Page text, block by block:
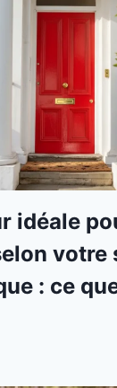
idéale
votre
: ce